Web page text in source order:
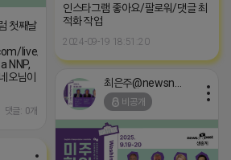
인스타그램 좋아요/팔로워/댓글 최
적화 작업
2024-09-19 18:51:20
첫째날
live/rBoy8EdxbxU?
NNP,
오님이
댓글: 0개
비공개